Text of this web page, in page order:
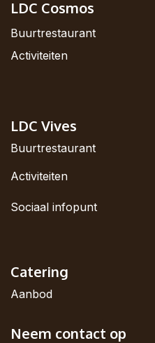
LDC Cosmos
Buurtrestaurant
Activiteiten
LDC Vives
Buurtrestaurant
Activiteiten
Sociaal infopunt
Catering
Aanbod
Neem contact op